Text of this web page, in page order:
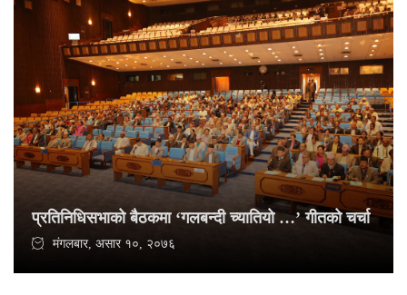
प्रतिनिधिसभाको बैठकमा ‘गलबन्दी च्यातियो …’ गीतको चर्चा
मंगलबार, असार १०, २०७६